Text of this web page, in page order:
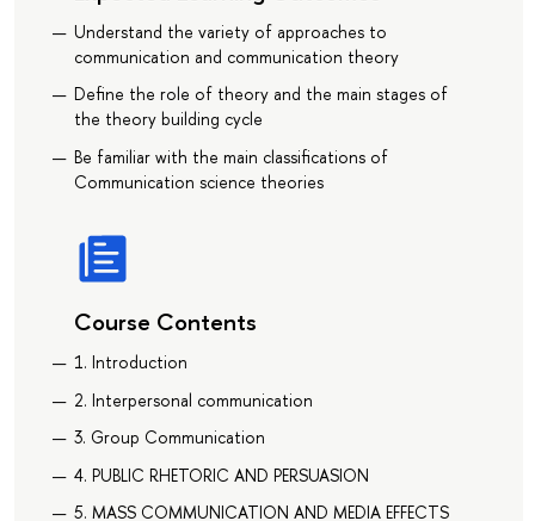
Understand the variety of approaches to
communication and communication theory
Define the role of theory and the main stages of
the theory building cycle
Be familiar with the main classifications of
Communication science theories
Course Contents
1. Introduction
2. Interpersonal communication
3. Group Communication
4. PUBLIC RHETORIC AND PERSUASION
5. MASS COMMUNICATION AND MEDIA EFFECTS